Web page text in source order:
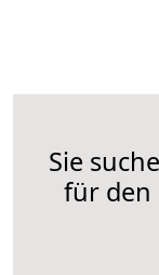
Sie
für den